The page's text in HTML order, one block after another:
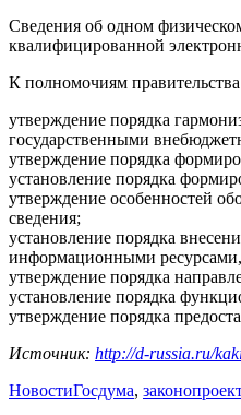
Сведения об одном
квалифицированной
К полномочиям
утверждение порядка
государственными
утверждение порядка
установление порядка
утверждение особенностей
сведения;
установление порядка
информационными
утверждение порядка
установление порядка
утверждение порядка
Источник: http://d-russia.ru/
НовостиГосдума,